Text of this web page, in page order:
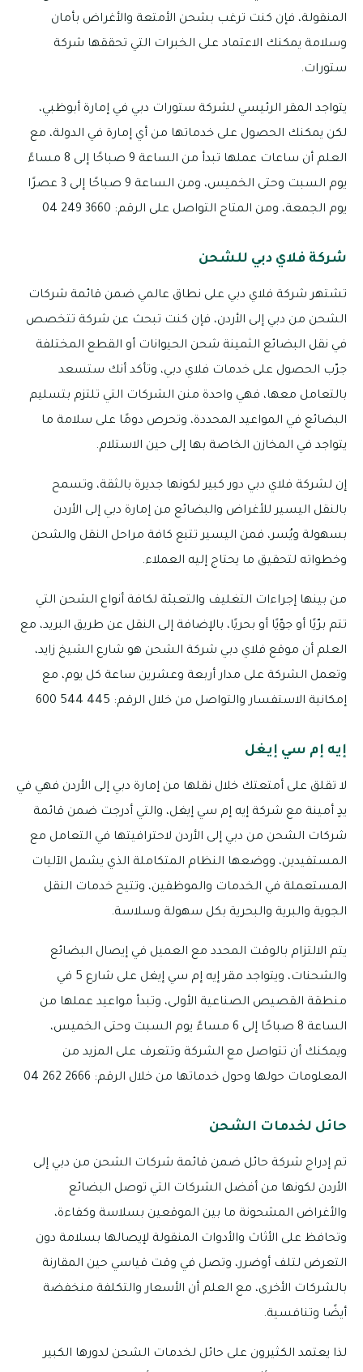
المنقولة، فإن كنت ترغب بشحن الأمتعة والأغراض بأمان
وسلامة يمكنك الاعتماد على الخبرات التي تحققها شركة
ستورات.
يتواجد المقر الرئيسي لشركة ستورات دبي في إمارة أبوظبي،
لكن يمكنك الحصول على خدماتها من أي إمارة في الدولة، مع
العلم أن ساعات عملها تبدأ من الساعة 9 صباحًا إلى 8 مساءً
يوم السبت وحتى الخميس، ومن الساعة 9 صباحًا إلى 3 عصرًا
يوم الجمعة، ومن المتاح التواصل على الرقم: 3660 249 04
شركة فلاي دبي للشحن
تشتهر شركة فلاي دبي على نطاق عالمي ضمن قائمة شركات
الشحن من دبي إلى الأردن، فإن كنت تبحث عن شركة تتخصص
في نقل البضائع الثمينة شحن الحيوانات أو القطع المختلفة
جرّب الحصول على خدمات فلاي دبي، وتأكد أنك ستسعد
بالتعامل معها، فهي واحدة منن الشركات التي تلتزم بتسليم
البضائع في المواعيد المحددة، وتحرص دومًا على سلامة ما
يتواجد في المخازن الخاصة بها إلى حين الاستلام.
إن لشركة فلاي دبي دور كبير لكونها جديرة بالثقة، وتسمح
بالنقل اليسير للأغراض والبضائع من إمارة دبي إلى الأردن
بسهولة ويُسر، فمن اليسير تتبع كافة مراحل النقل والشحن
وخطواته لتحقيق ما يحتاج إليه العملاء.
من بينها إجراءات التغليف والتعبئة لكافة أنواع الشحن التي
تتم برّيًا أو جوّيًا أو بحريًا، بالإضافة إلى النقل عن طريق البريد، مع
العلم أن موقع فلاي دبي شركة الشحن هو شارع الشيخ زايد،
وتعمل الشركة على مدار أربعة وعشرين ساعة كل يوم، مع
إمكانية الاستفسار والتواصل من خلال الرقم: 445 544 600
إيه إم سي إيغل
لا تقلق على أمتعتك خلال نقلها من إمارة دبي إلى الأردن فهي في
يدٍ أمينة مع شركة إيه إم سي إيغل، والتي أدرجت ضمن قائمة
شركات الشحن من دبي إلى الأردن لاحترافيتها في التعامل مع
المستفيدين، ووضعها النظام المتكاملة الذي يشمل الآليات
المستعملة في الخدمات والموظفين، وتتيح خدمات النقل
الجوية والبرية والبحرية بكل سهولة وسلاسة.
يتم الالتزام بالوقت المحدد مع العميل في إيصال البضائع
والشحنات، ويتواجد مقر إيه إم سي إيغل على شارع 5 في
منطقة القصيص الصناعية الأولى، وتبدأ مواعيد عملها من
الساعة 8 صباحًا إلى 6 مساءً يوم السبت وحتى الخميس،
ويمكنك أن تتواصل مع الشركة وتتعرف على المزيد من
المعلومات حولها وحول خدماتها من خلال الرقم: 2666 262 04
حائل لخدمات الشحن
تم إدراج شركة حائل ضمن قائمة شركات الشحن من دبي إلى
الأردن لكونها من أفضل الشركات التي توصل البضائع
والأغراض المشحونة ما بين الموقعين بسلاسة وكفاءة،
وتحافظ على الأثاث والأدوات المنقولة لإيصالها بسلامة دون
التعرض لتلف أوضرر، وتصل في وقت قياسي حين المقارنة
بالشركات الأخرى، مع العلم أن الأسعار والتكلفة منخفضة
أيضًا وتنافسية.
لذا يعتمد الكثيرون على حائل لخدمات الشحن لدورها الكبير